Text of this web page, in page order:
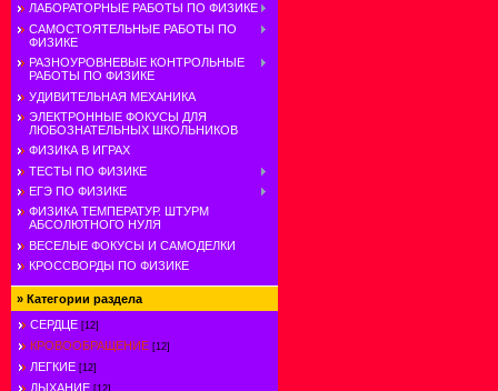
ЛАБОРАТОРНЫЕ РАБОТЫ ПО ФИЗИКЕ
САМОСТОЯТЕЛЬНЫЕ РАБОТЫ ПО
ФИЗИКЕ
РАЗНОУРОВНЕВЫЕ КОНТРОЛЬНЫЕ
РАБОТЫ ПО ФИЗИКЕ
УДИВИТЕЛЬНАЯ МЕХАНИКА
ЭЛЕКТРОННЫЕ ФОКУСЫ ДЛЯ
ЛЮБОЗНАТЕЛЬНЫХ ШКОЛЬНИКОВ
ФИЗИКА В ИГРАХ
ТЕСТЫ ПО ФИЗИКЕ
ЕГЭ ПО ФИЗИКЕ
ФИЗИКА ТЕМПЕРАТУР. ШТУРМ
АБСОЛЮТНОГО НУЛЯ
ВЕСЕЛЫЕ ФОКУСЫ И САМОДЕЛКИ
КРОССВОРДЫ ПО ФИЗИКЕ
» Категории раздела
СЕРДЦЕ [12]
КРОВООБРАЩЕНИЕ [12]
ЛЕГКИЕ [12]
ДЫХАНИЕ [12]